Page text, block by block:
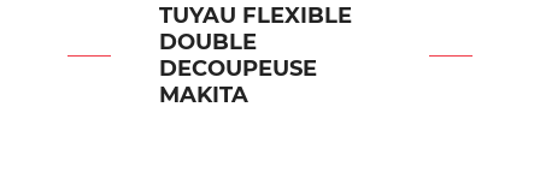
TUYAU FLEXIBLE
DOUBLE
DECOUPEUSE
MAKITA